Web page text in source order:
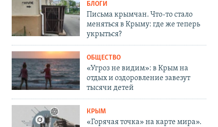
БЛОГИ
Письма крымчан. Что-то стало
меняться в Крыму: где же теперь
укрыться?
ОБЩЕСТВО
«Угроз не видим»: в Крым на
отдых и оздоровление завезут
тысячи детей
КРЫМ
«Горячая точка» на карте мира».